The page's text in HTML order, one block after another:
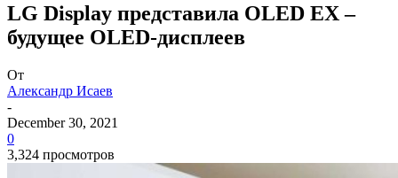
LG Display представила OLED EX –
будущее OLED-дисплеев
От
Александр Исаев
-
December 30, 2021
0
3,324 просмотров